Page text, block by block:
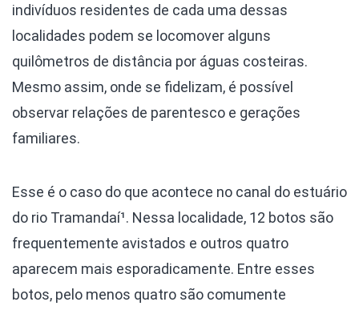
indivíduos residentes de cada uma dessas
localidades podem se locomover alguns
quilômetros de distância por águas costeiras.
Mesmo assim, onde se fidelizam, é possível
observar relações de parentesco e gerações
familiares.
Esse é o caso do que acontece no canal do estuário
do rio Tramandaí¹. Nessa localidade, 12 botos são
frequentemente avistados e outros quatro
aparecem mais esporadicamente. Entre esses
botos, pelo menos quatro são comumente